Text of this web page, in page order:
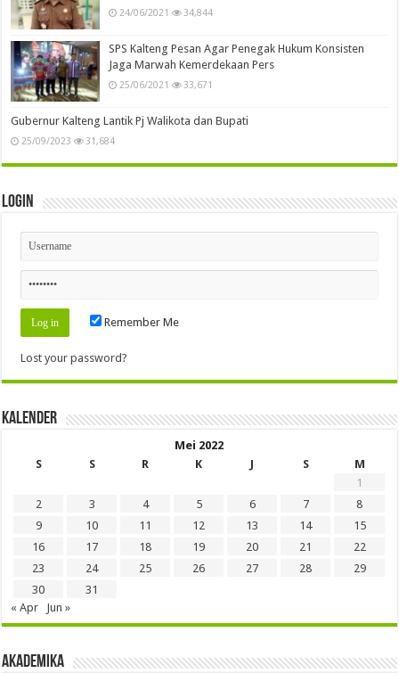
24/06/2021 34,844
SPS Kalteng Pesan Agar Penegak Hukum Konsisten
Jaga Marwah Kemerdekaan Pers
25/06/2021 33,671
Gubernur Kalteng Lantik Pj Walikota dan Bupati
25/09/2023 31,684
Login
Remember Me
Lost your password?
Kalender
Mei 2022
S
S R K J S
M
1
2
3 4 5 6 7
8
9
10 11 12 13 14
15
16
17 18 19 20 21
22
23
24 25 26 27 28
29
30
31
« Apr
Jun »
Akademika